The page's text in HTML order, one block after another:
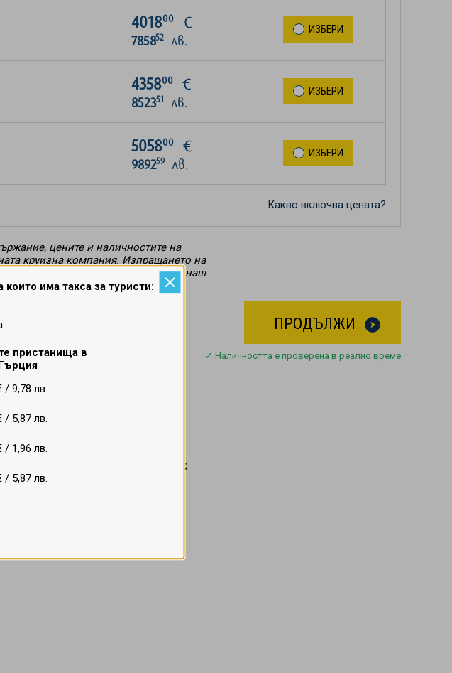
401800€
785852лв.
ИЗБЕРИ
435800€
852351 лв.
ИЗБЕРИ
505800€
989259лв.
ИЗБЕРИ
Какво включва цената?
цените и наличностите на
круизна компания. Изпращането на
по имейл или телефон от наш
да прецените да приемете или да
ПРОДЪЛЖИ
✓ Наличността е проверена в реално време
Cruises;
в основните ресторанти и бюфет;
има такса за туристи:
пристанища в
/ 9,78 лв.
/ 5,87 лв.
/ 1,96 лв.
/ 5,87 лв.